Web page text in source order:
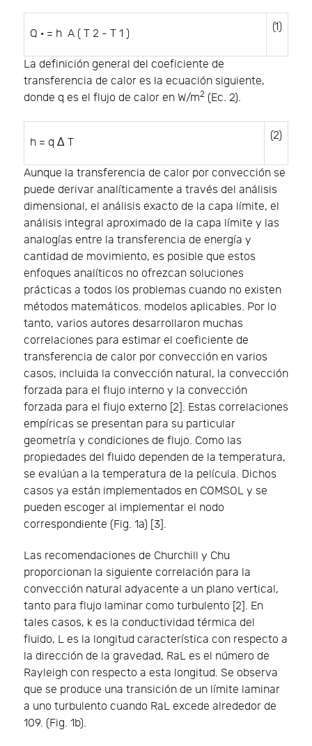
Q · = h A ( T 2 - T 1 )
(1)
La definición general del coeficiente de
transferencia de calor es la ecuación siguiente,
donde q es el flujo de calor en W/m2 (Ec. 2).
h = q Δ T
(2)
Aunque la transferencia de calor por convección se
puede derivar analíticamente a través del análisis
dimensional, el análisis exacto de la capa límite, el
análisis integral aproximado de la capa límite y las
analogías entre la transferencia de energía y
cantidad de movimiento, es posible que estos
enfoques analíticos no ofrezcan soluciones
prácticas a todos los problemas cuando no existen
métodos matemáticos. modelos aplicables. Por lo
tanto, varios autores desarrollaron muchas
correlaciones para estimar el coeficiente de
transferencia de calor por convección en varios
casos, incluida la convección natural, la convección
forzada para el flujo interno y la convección
forzada para el flujo externo [2]. Estas correlaciones
empíricas se presentan para su particular
geometría y condiciones de flujo. Como las
propiedades del fluido dependen de la temperatura,
se evalúan a la temperatura de la película. Dichos
casos ya están implementados en COMSOL y se
pueden escoger al implementar el nodo
correspondiente (Fig. 1a) [3].
Las recomendaciones de Churchill y Chu
proporcionan la siguiente correlación para la
convección natural adyacente a un plano vertical,
tanto para flujo laminar como turbulento [2]. En
tales casos, k es la conductividad térmica del
fluido, L es la longitud característica con respecto a
la dirección de la gravedad, RaL es el número de
Rayleigh con respecto a esta longitud. Se observa
que se produce una transición de un límite laminar
a uno turbulento cuando RaL excede alrededor de
109. (Fig. 1b).